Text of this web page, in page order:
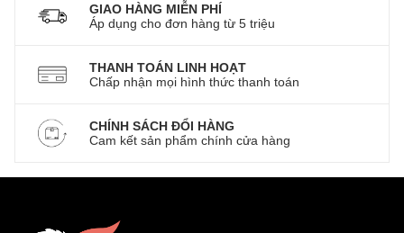
GIAO HÀNG MIỄN PHÍ
Áp dụng cho đơn hàng từ 5 triệu
THANH TOÁN LINH HOẠT
Chấp nhận mọi hình thức thanh toán
CHÍNH SÁCH ĐỔI HÀNG
Cam kết sản phẩm chính cửa hàng